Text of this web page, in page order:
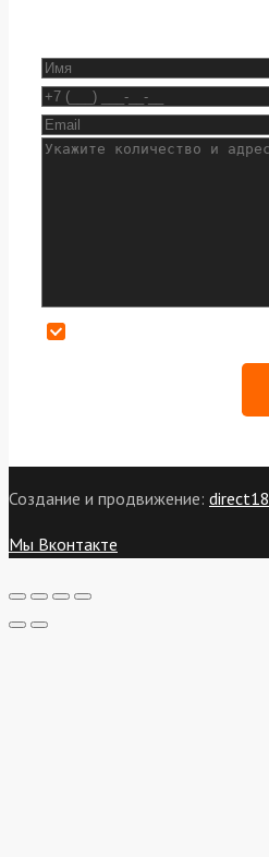
Создание и продвижение: direct18
Мы Вконтакте